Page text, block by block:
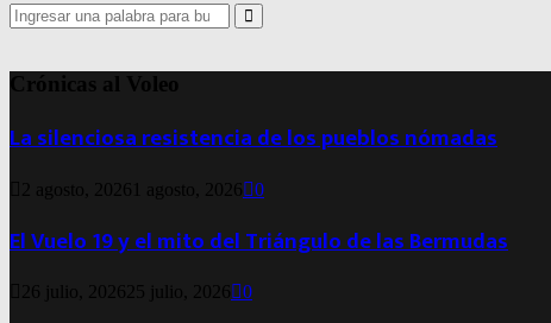
Search
for:
Search
Crónicas al Voleo
La silenciosa resistencia de los pueblos nómadas
2 agosto, 2026 1 agosto, 2026 0
El Vuelo 19 y el mito del Triángulo de las Bermudas
26 julio, 2026 25 julio, 2026 0